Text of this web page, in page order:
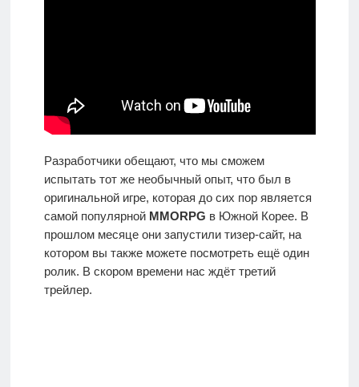
Разработчики обещают, что мы сможем
испытать тот же необычный опыт, что был в
оригинальной игре, которая до сих пор является
самой популярной MMORPG в Южной Корее. В
прошлом месяце они запустили тизер-сайт, на
котором вы также можете посмотреть ещё один
ролик. В скором времени нас ждёт третий
трейлер.